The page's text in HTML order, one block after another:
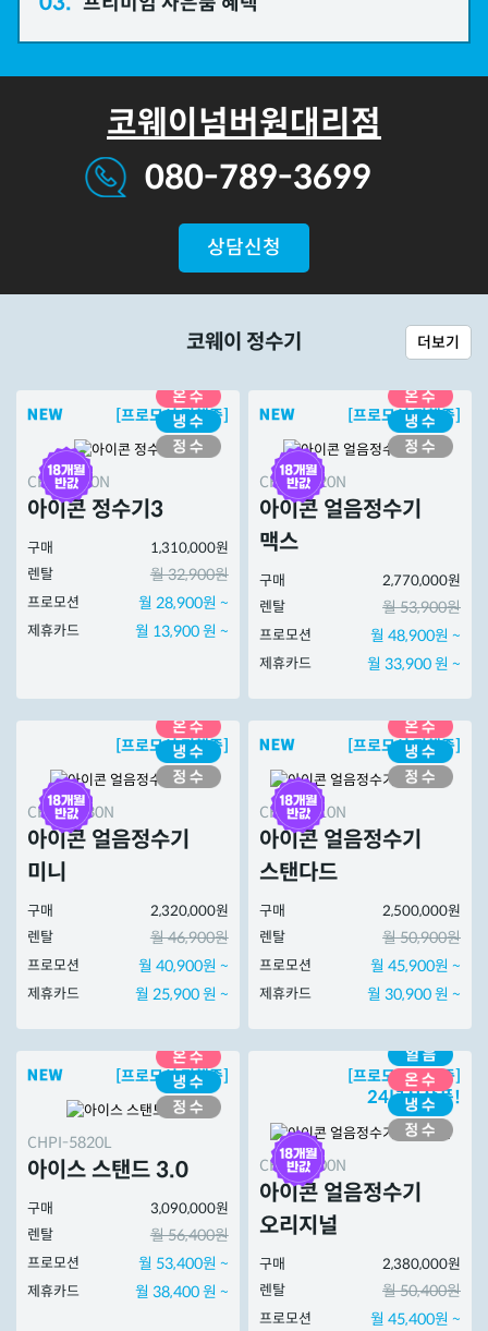
코웨이넘버원대리점
080-789-3699
상담신청
코웨이 정수기 더보기
[프로모션 진행중]
CHP-7220N
아이콘 정수기3
구매
1,310,000원
렌탈
월 32,900원
프로모션 월 28,900원 ~
제휴카드 월 13,900 원 ~
[프로모션 진행중]
CHPI-7420N
아이콘 얼음정수기
맥스
구매
2,770,000원
렌탈
월 53,900원
프로모션 월 48,900원 ~
제휴카드 월 33,900 원 ~
[프로모션 진행중]
CHPI-7430N
아이콘 얼음정수기
미니
구매
2,320,000원
렌탈
월 46,900원
프로모션 월 40,900원 ~
제휴카드 월 25,900 원 ~
[프로모션 진행중]
CHPI-7410N
아이콘 얼음정수기
스탠다드
구매
2,500,000원
렌탈
월 50,900원
프로모션 월 45,900원 ~
제휴카드 월 30,900 원 ~
[프로모션 진행중]
CHPI-5820L
아이스 스탠드 3.0
구매
3,090,000원
렌탈
월 56,400원
프로모션 월 53,400원 ~
제휴카드 월 38,400 원 ~
[프로모션 진행중]
24년신상품!
CHPI-7400N
아이콘 얼음정수기
오리지널
구매
2,380,000원
렌탈
월 50,400원
프로모션 월 45,400원 ~